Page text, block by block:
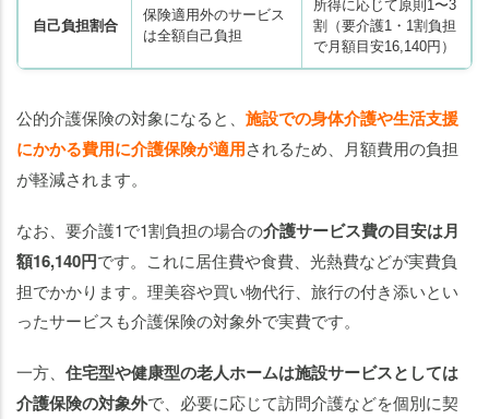
自己負担割合
保険適用外のサービス
は全額自己負担
所得に応じて原則1〜3
割（要介護1・1割負担
で月額目安16,140円）
公的介護保険の対象になると、 施設での身体介護や生活支援
にかかる費用に介護保険が適用されるため、月額費用の負担
が軽減されます。
なお、要介護1で1割負担の場合の介護サービス費の目安は月
額16,140円です。これに居住費や食費、光熱費などが実費負
担でかかります。理美容や買い物代行、旅行の付き添いとい
ったサービスも介護保険の対象外で実費です。
一方、 住宅型や健康型の老人ホームは施設サービスとしては
介護保険の対象外で、必要に応じて訪問介護などを個別に契